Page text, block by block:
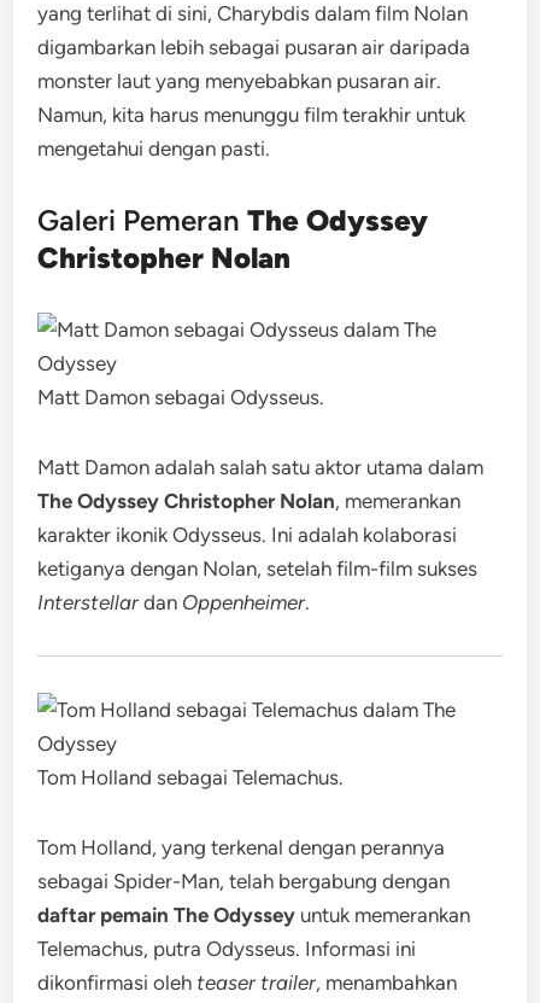
yang terlihat di sini, Charybdis dalam film Nolan
digambarkan lebih sebagai pusaran air daripada
monster laut yang menyebabkan pusaran air.
Namun, kita harus menunggu film terakhir untuk
mengetahui dengan pasti.
Galeri PemeranThe Odyssey
Christopher Nolan
Matt Damon sebagai Odysseus.
Matt Damon adalah salah satu aktor utama dalam
The Odyssey Christopher Nolan, memerankan
karakter ikonik Odysseus. Ini adalah kolaborasi
ketiganya dengan Nolan, setelah film-film sukses
Interstellar dan Oppenheimer.
Tom Holland sebagai Telemachus.
Tom Holland, yang terkenal dengan perannya
sebagai Spider-Man, telah bergabung dengan
daftar pemain The Odyssey untuk memerankan
Telemachus, putra Odysseus. Informasi ini
dikonfirmasi oleh teaser trailer, menambahkan